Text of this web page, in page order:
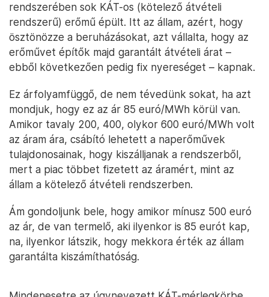
rendszerében sok KÁT-os (kötelező átvételi
rendszerű) erőmű épült. Itt az állam, azért, hogy
ösztönözze a beruházásokat, azt vállalta, hogy az
erőművet építők majd garantált átvételi árat –
ebből következően pedig fix nyereséget – kapnak.
Ez árfolyamfüggő, de nem tévedünk sokat, ha azt
mondjuk, hogy ez az ár 85 euró/MWh körül van.
Amikor tavaly 200, 400, olykor 600 euró/MWh volt
az áram ára, csábító lehetett a naperőművek
tulajdonosainak, hogy kiszálljanak a rendszerből,
mert a piac többet fizetett az áramért, mint az
állam a kötelező átvételi rendszerben.
Ám gondoljunk bele, hogy amikor mínusz 500 euró
az ár, de van termelő, aki ilyenkor is 85 eurót kap,
na, ilyenkor látszik, hogy mekkora érték az állam
garantálta kiszámíthatóság.